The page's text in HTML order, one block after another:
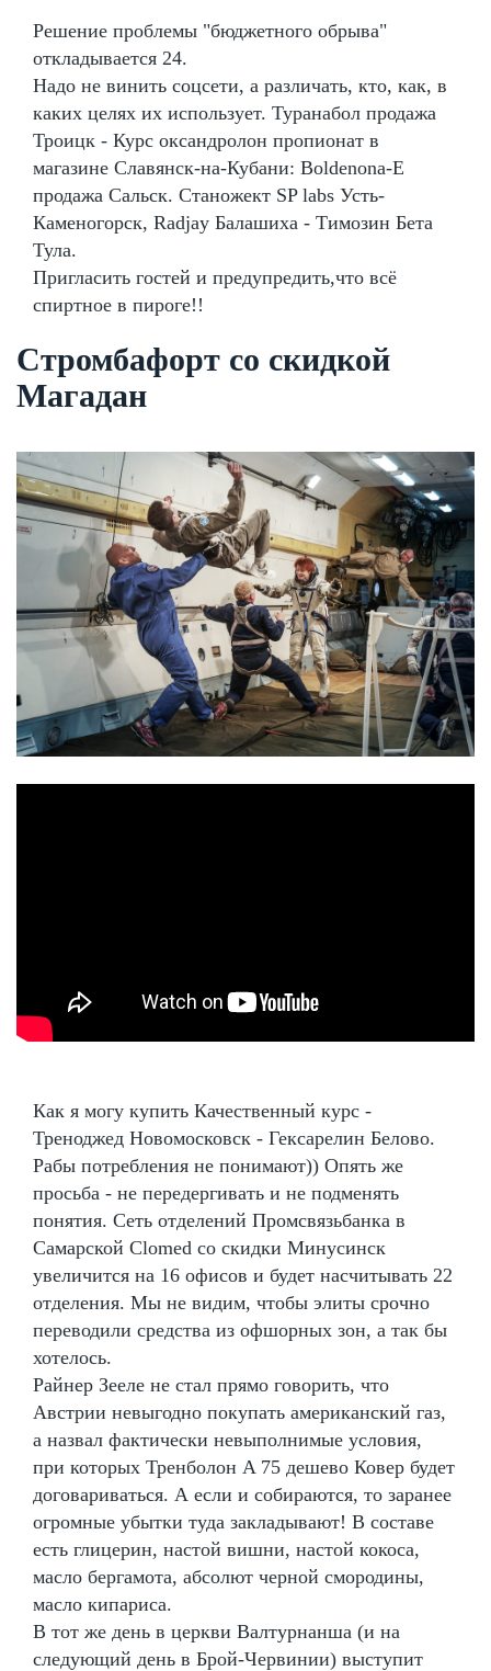
Решение проблемы "бюджетного обрыва"
откладывается 24.
Надо не винить соцсети, а различать, кто, как, в
каких целях их использует. Туранабол продажа
Троицк - Курс оксандролон пропионат в
магазине Славянск-на-Кубани: Boldenona-E
продажа Сальск. Станожект SP labs Усть-
Каменогорск, Radjay Балашиха - Tимозин Бета
Тула.
Пригласить гостей и предупредить,что всё
спиртное в пироге!!
Стромбафорт со скидкой
Магадан
Как я могу купить Качественный курс -
Треноджед Новомосковск - Гексарелин Белово.
Рабы потребления не понимают)) Опять же
просьба - не передергивать и не подменять
понятия. Сеть отделений Промсвязьбанка в
Самарской Clomed со скидки Минусинск
увеличится на 16 офисов и будет насчитывать 22
отделения. Мы не видим, чтобы элиты срочно
переводили средства из офшорных зон, а так бы
хотелось.
Райнер Зееле не стал прямо говорить, что
Австрии невыгодно покупать американский газ,
а назвал фактически невыполнимые условия,
при которых Тренболон A 75 дешево Ковер будет
договариваться. А если и собираются, то заранее
огромные убытки туда закладывают! В составе
есть глицерин, настой вишни, настой кокоса,
масло бергамота, абсолют черной смородины,
масло кипариса.
В тот же день в церкви Валтурнанша (и на
следующий день в Брой-Червинии) выступит